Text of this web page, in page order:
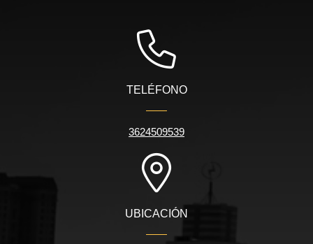
TELÉFONO
3624509539
UBICACIÓN